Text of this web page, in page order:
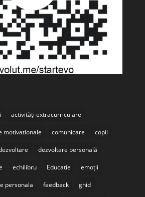
activități extracurriculare
motivationale comunicare copii
dezvoltare personală
echilibru Educatie emoții
personala feedback ghid